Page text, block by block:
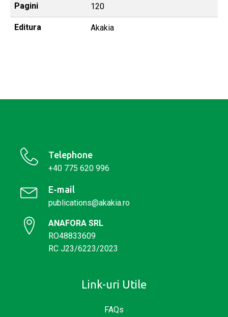
Pagini 120
Editura Akakia
Telephone
+40 775 620 996
E-mail
publications@akakia.ro
ANAFORA SRL
RO48833609
RC J23/6223/2023
Link-uri Utile
FAQs